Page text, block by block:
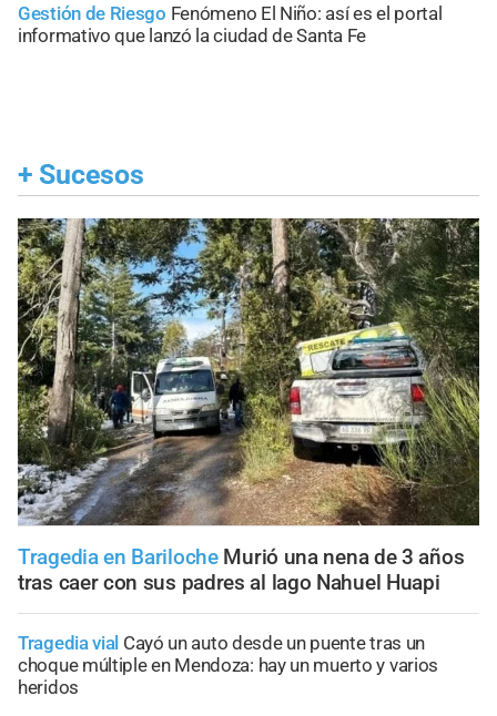
Gestión de Riesgo Fenómeno El Niño: así es el portal
informativo que lanzó la ciudad de Santa Fe
+ Sucesos
Tragedia en Bariloche Murió una nena de 3 años
tras caer con sus padres al lago Nahuel Huapi
Tragedia vial Cayó un auto desde un puente tras un
choque múltiple en Mendoza: hay un muerto y varios
heridos